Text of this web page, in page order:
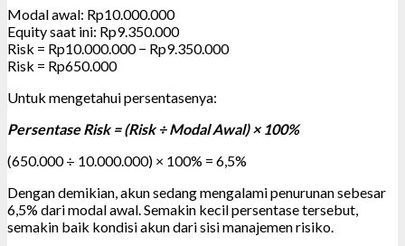
Modal awal: Rp10.000.000
Equity saat ini: Rp9.350.000
Risk = Rp10.000.000 − Rp9.350.000
Risk = Rp650.000
Untuk mengetahui persentasenya:
Persentase Risk = (Risk ÷ Modal Awal) × 100%
(650.000 ÷ 10.000.000) × 100% = 6,5%
Dengan demikian, akun sedang mengalami penurunan sebesar
6,5% dari modal awal. Semakin kecil persentase tersebut,
semakin baik kondisi akun dari sisi manajemen risiko.